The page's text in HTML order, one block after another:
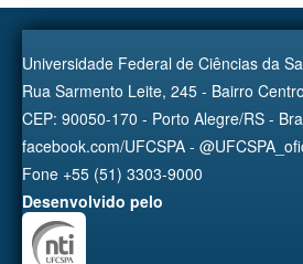
Universidade Federal de Ciências da
Rua Sarmento Leite, 245 - Bairro
CEP: 90050-170 - Porto Alegre/RS -
facebook.com/UFCSPA -
Fone +55 (51) 3303-9000
Desenvolvido pelo